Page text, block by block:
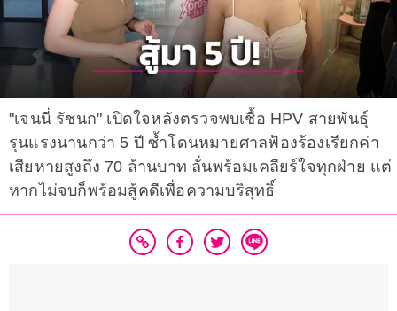
"เจนนี่ รัชนก" เปิดใจหลังตรวจพบเชื้อ HPV สายพันธุ์
รุนแรงนานกว่า 5 ปี ซ้ำโดนหมายศาลฟ้องร้องเรียกค่า
เสียหายสูงถึง 70 ล้านบาท ลั่นพร้อมเคลียร์ใจทุกฝ่าย แต่
หากไม่จบก็พร้อมสู้คดีเพื่อความบริสุทธิ์